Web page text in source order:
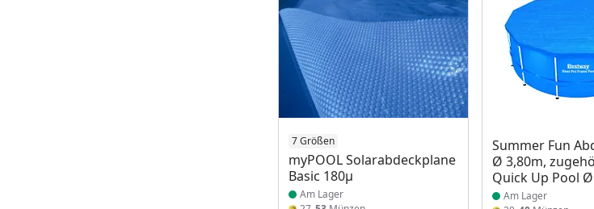
7 Größen
myPOOL Solarabdeckplane
Basic 180μ
Produkt am Lager
Am Lager
Summer Fun
Ø 3,80m,
Quick Up Pool
Produkt am
Am Lager